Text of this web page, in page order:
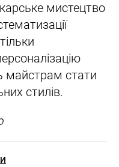
мистецтво
майстрам стати
стилів.